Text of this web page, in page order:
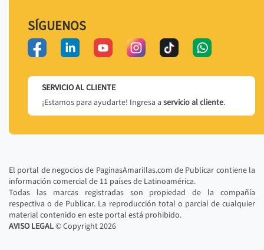
SÍGUENOS
SERVICIO AL CLIENTE
¡Estamos para ayudarte! Ingresa a servicio al cliente.
El portal de negocios de PaginasAmarillas.com de Publicar contiene la
información comercial de 11 países de Latinoamérica.
Todas las marcas registradas son propiedad de la compañía
respectiva o de Publicar. La reproducción total o parcial de cualquier
material contenido en este portal está prohibido.
AVISO LEGAL© Copyright2026